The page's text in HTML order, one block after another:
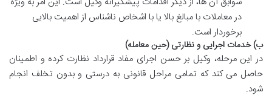
در معاملات با مبالغ بالا یا با اشخاص ناشناس از اهمیت بالایی
برخوردار است.
ب) خدمات اجرایی و نظارتی (حین معامله)
در این مرحله، وکیل بر حسن اجرای مفاد قرارداد نظارت کرده و اطمینان
حاصل می کند که تمامی مراحل قانونی به درستی و بدون تخلف انجام
شود.